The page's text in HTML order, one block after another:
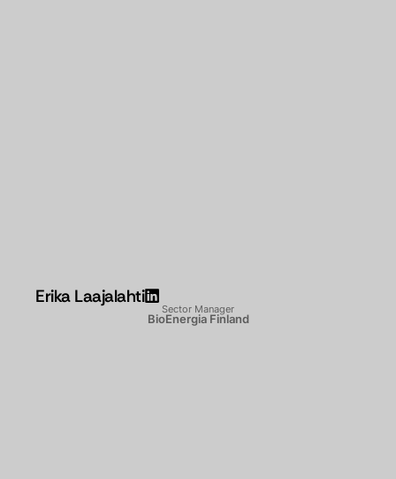
Erika Laajalahti
Sector Manager
BioEnergia Finland